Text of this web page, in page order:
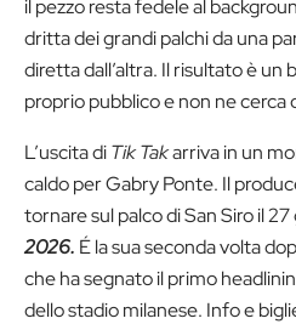
il pezzo resta fedele al
dritta dei grandi palchi da una
diretta dall’altra. Il risultato è un
proprio pubblico e non ne cerca
L’uscita diTik Takarriva in un
caldo per Gabry Ponte. Il
tornare sul palco di San Siro il
2026. É la sua seconda volta
che ha segnato il primo
dello stadio milanese. Info e